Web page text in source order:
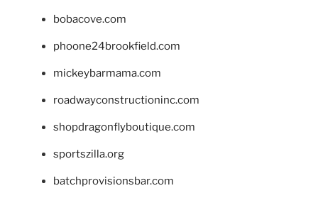
bobacove.com
phoone24brookfield.com
mickeybarmama.com
roadwayconstructioninc.com
shopdragonflyboutique.com
sportszilla.org
batchprovisionsbar.com